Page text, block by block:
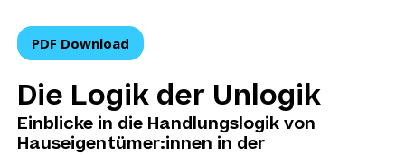
PDF Download
Die Logik der Unlogik
Einblicke in die Handlungslogik von
Hauseigentümer:innen in der